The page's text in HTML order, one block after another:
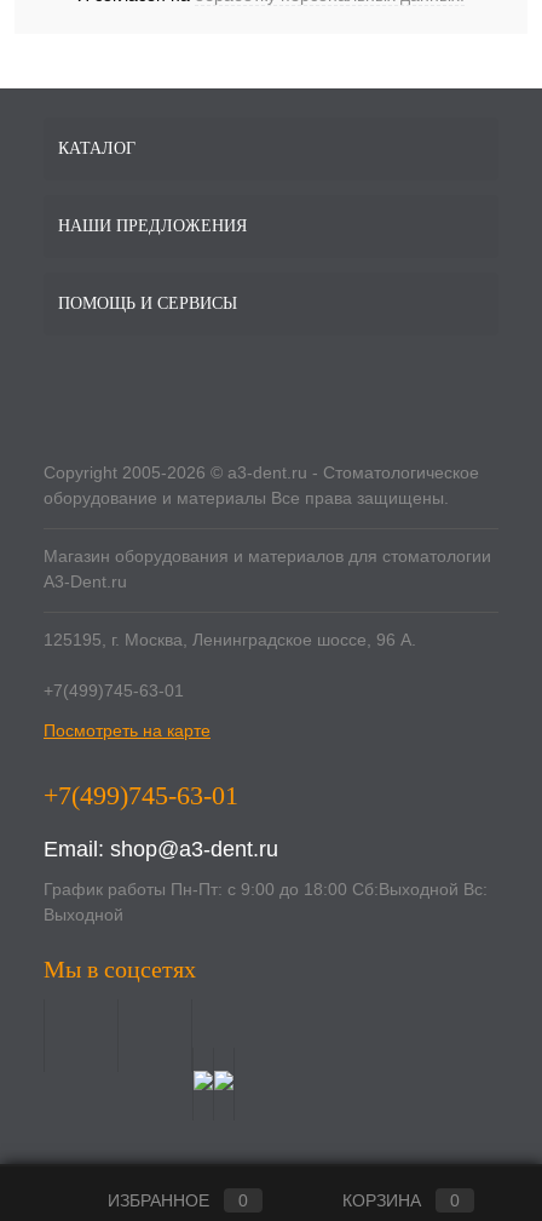
КАТАЛОГ
НАШИ ПРЕДЛОЖЕНИЯ
ПОМОЩЬ И СЕРВИСЫ
Copyright 2005-2026 © a3-dent.ru - Стоматологическое
оборудование и материалы Все права защищены.
Магазин оборудования и материалов для стоматологии
A3-Dent.ru
125195, г. Москва, Ленинградское шоссе, 96 А.
+7(499)745-63-01
Посмотреть на карте
+7(499)745-63-01
Email: shop@a3-dent.ru
График работы Пн-Пт: с 9:00 до 18:00 Сб:Выходной Вс:
Выходной
Мы в соцсетях
ИЗБРАННОЕ 0 КОРЗИНА 0